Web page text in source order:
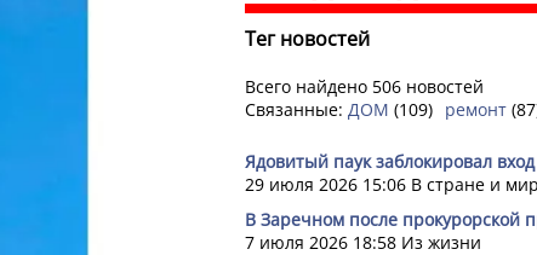
Тег новостей
Всего найдено 506 новостей
Связанные: ДОМ (109) ремонт
Ядовитый паук заблокировал
29 июля 2026 15:06 В стране и
В Заречном после прокурорской
7 июля 2026 18:58 Из жизни